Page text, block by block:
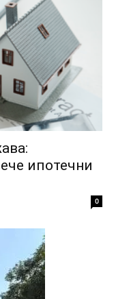
ипотечни
0